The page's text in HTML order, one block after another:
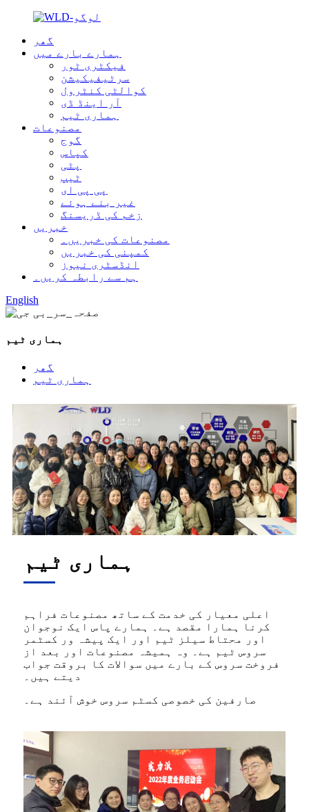
گھر
ہمارے بارے میں
فیکٹری ٹور
سرٹیفیکیشن
کوالٹی کنٹرول
آر اینڈ ڈی
ہماری ٹیم
مصنوعات
گوج
کپاس
پٹی
ٹیپ
پی پی ای
غیر بنے ہوئے
زخم کی ڈریسنگ
خبریں
مصنوعات کی خبریں۔
کمپنی کی خبریں
انڈسٹری نیوز
ہم سے رابطہ کریں۔
English
ہماری ٹیم
گھر
ہماری ٹیم
ہماری ٹیم
اعلی معیار کی خدمت کے ساتھ مصنوعات فراہم
کرنا ہمارا مقصد ہے۔ ہمارے پاس ایک نوجوان
اور محتاط سیلز ٹیم اور ایک پیشہ ور کسٹمر
سروس ٹیم ہے۔ وہ ہمیشہ مصنوعات اور بعد از
فروخت سروس کے بارے میں سوالات کا بروقت جواب
دیتے ہیں۔
صارفین کی خصوصی کسٹم سروس خوش آئند ہے۔